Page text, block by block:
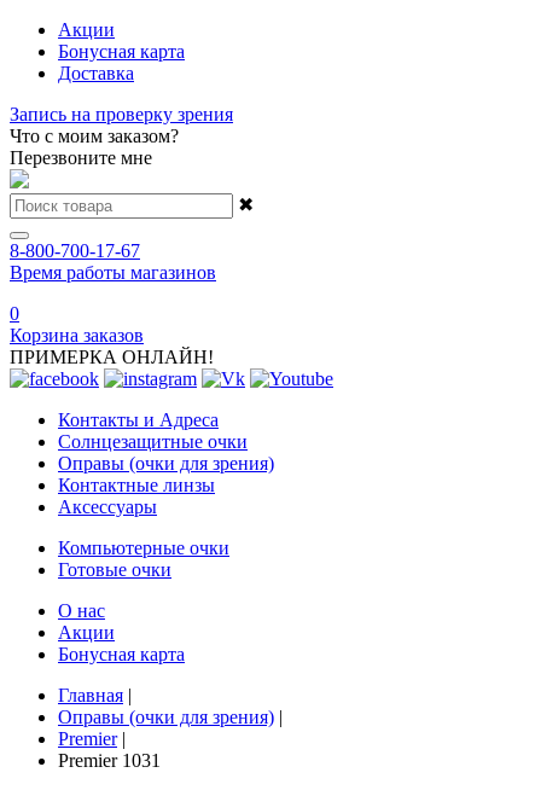
Акции
Бонусная карта
Доставка
Запись на проверку зрения
Что с моим заказом?
Перезвоните мне
✖
8-800-700-17-67
Время работы магазинов
0
Корзина заказов
ПРИМЕРКА ОНЛАЙН!
Контакты и Адреса
Солнцезащитные очки
Оправы (очки для зрения)
Контактные линзы
Аксессуары
Компьютерные очки
Готовые очки
О нас
Акции
Бонусная карта
Главная |
Оправы (очки для зрения) |
Premier|
Premier 1031